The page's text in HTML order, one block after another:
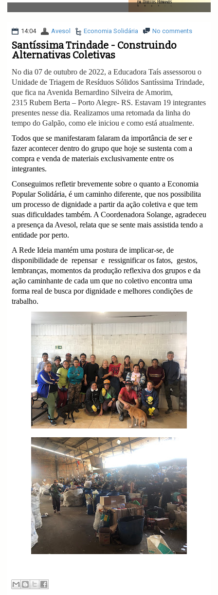
v
i
a
o
14:04 Avesol Economia Solidária No comments
Santíssima Trindade - Construindo
Alternativas Coletivas
No dia 07 de outubro de 2022, a Educadora Taís assessorou o
Unidade de Triagem de Resíduos Sólidos Santíssima Trindade,
que fica na Avenida Bernardino Silveira de Amorim,
2315 Rubem Berta – Porto Alegre- RS. Estavam 19 integrantes
presentes nesse dia. Realizamos uma retomada da linha do
tempo do Galpão, como ele iniciou e como está atualmente.
Todos que se manifestaram falaram da importância de ser e
fazer acontecer dentro do grupo que hoje se sustenta com a
compra e venda de materiais exclusivamente entre os
integrantes.
Conseguimos refletir brevemente sobre o quanto a Economia
Popular Solidária, é um caminho diferente, que nos possibilita
um processo de dignidade a partir da ação coletiva e que tem
suas dificuldades também. A Coordenadora Solange, agradeceu
a presença da Avesol, relata que se sente mais assistida tendo a
entidade por perto.
A Rede Ideia mantém uma postura de implicar-se, de
disponibilidade de repensar e ressignificar os fatos, gestos,
lembranças, momentos da produção reflexiva dos grupos e da
ação caminhante de cada um que no coletivo encontra uma
forma real de busca por dignidade e melhores condições de
trabalho.